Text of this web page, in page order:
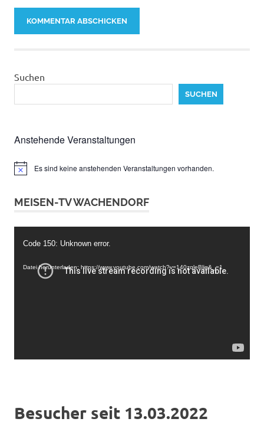
Suchen
SUCHEN
Anstehende Veranstaltungen
HinweisEs sind keine anstehenden Veranstaltungen vorhanden.
MEISEN-TV WACHENDORF
Player
Code 150: Unknown error.
Datei herunterladen: https://www.youtube.com/watch?v=140zqleBljg&_=1
Besucher seit 13.03.2022